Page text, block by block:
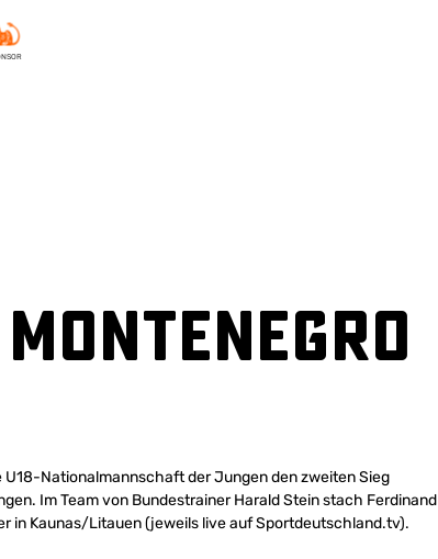
Nationalmannschaft der Jungen den zweiten Sieg
Im Team von Bundestrainer Harald Stein stach Ferdinand
in Kaunas/Litauen (jeweils live auf Sportdeutschland.tv).